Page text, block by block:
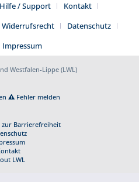
Hilfe / Support
Kontakt
Widerrufsrecht
Datenschutz
Impressum
Westfalen-Lippe (LWL)
Fehler melden
Barrierefreiheit
LWL